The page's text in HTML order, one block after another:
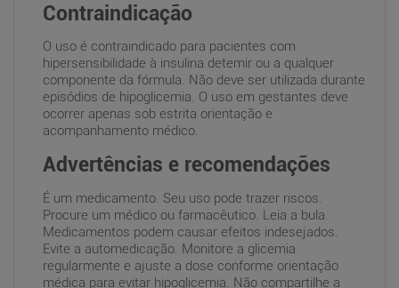
Contraindicação
O uso é contraindicado para pacientes com
hipersensibilidade à insulina detemir ou a qualquer
componente da fórmula. Não deve ser utilizada durante
episódios de hipoglicemia. O uso em gestantes deve
ocorrer apenas sob estrita orientação e
acompanhamento médico.
Advertências e recomendações
É um medicamento. Seu uso pode trazer riscos.
Procure um médico ou farmacêutico. Leia a bula.
Medicamentos podem causar efeitos indesejados.
Evite a automedicação. Monitore a glicemia
regularmente e ajuste a dose conforme orientação
médica para evitar hipoglicemia. Não compartilhe a